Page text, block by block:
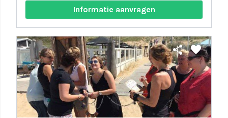
Informatie aanvragen
share favorite